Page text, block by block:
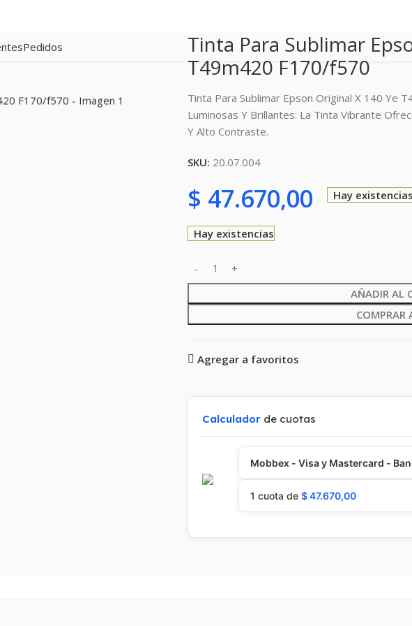
Pedidos
Tinta Para Sublimar
T49m420 F170/f570
Tinta Para Sublimar Epson Original X 140 Ye
Luminosas Y Brillantes: La Tinta Vibrante
Y Alto Contraste.
SKU: 20.07.004
$ 47.670,00 Hay existencias
Hay existencias
AÑADIR AL
COMPRAR
Agregar a favoritos
Calculadorde cuotas
Mobbex - Visa y Mastercard -
1 cuota de $47.670,00